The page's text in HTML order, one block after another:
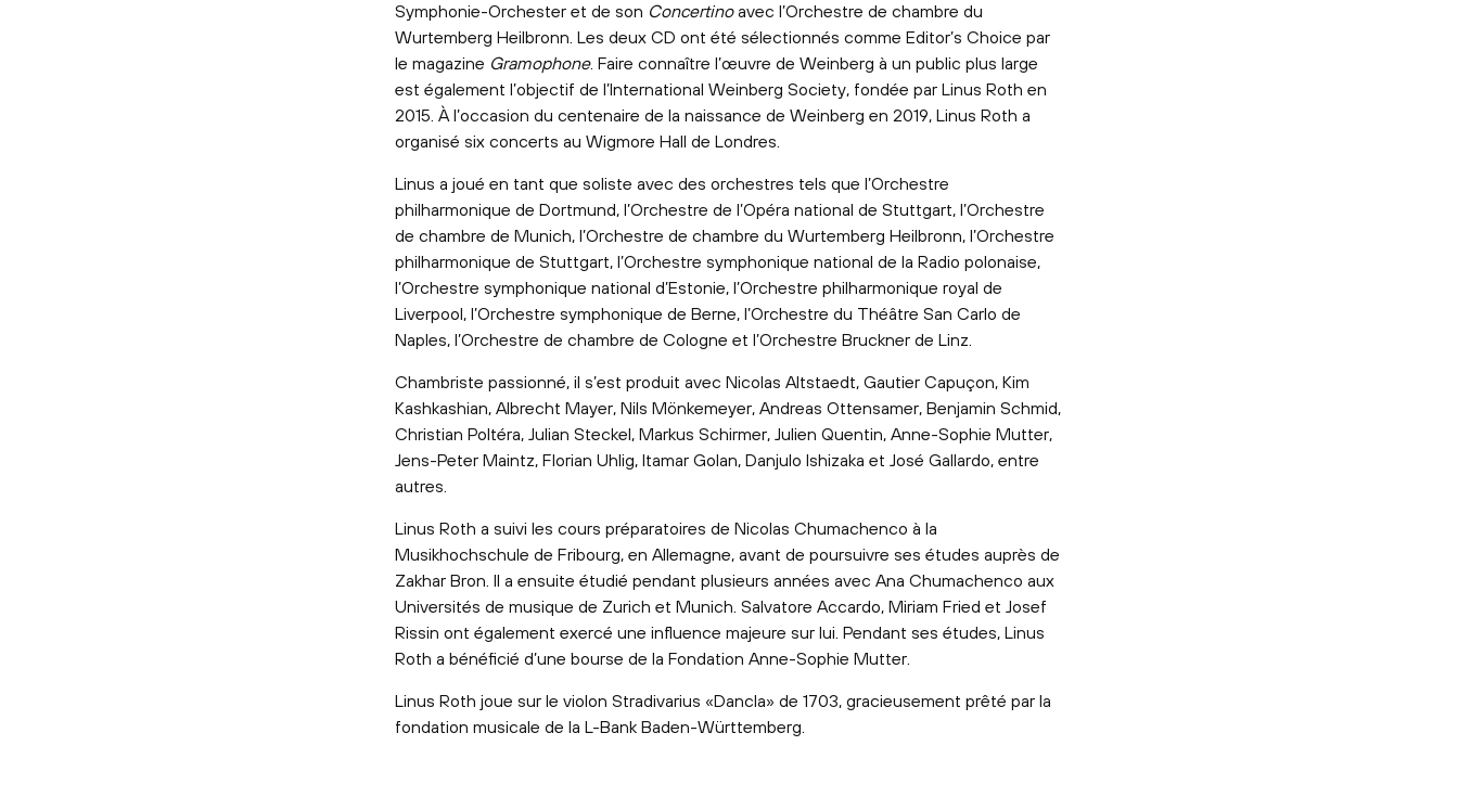
Symphonie-Orchester et de son Concertinoavec l’Orchestre de chambre du
Wurtemberg Heilbronn. Les deux CD ont été sélectionnés comme Editor’s Choice par
le magazine Gramophone. Faire connaître l’œuvre de Weinberg à un public plus large
est également l’objectif de l’International Weinberg Society, fondée par Linus Roth en
2015. À l’occasion du centenaire de la naissance de Weinberg en 2019, Linus Roth a
organisé six concerts au Wigmore Hall de Londres.
Linus a joué en tant que soliste avec des orchestres tels que l’Orchestre
philharmonique de Dortmund, l’Orchestre de l’Opéra national de Stuttgart, l’Orchestre
de chambre de Munich, l’Orchestre de chambre du Wurtemberg Heilbronn, l’Orchestre
philharmonique de Stuttgart, l’Orchestre symphonique national de la Radio polonaise,
l’Orchestre symphonique national d’Estonie, l’Orchestre philharmonique royal de
Liverpool, l’Orchestre symphonique de Berne, l’Orchestre du Théâtre San Carlo de
Naples, l’Orchestre de chambre de Cologne et l’Orchestre Bruckner de Linz.
Chambriste passionné, il s’est produit avec Nicolas Altstaedt, Gautier Capuçon, Kim
Kashkashian, Albrecht Mayer, Nils Mönkemeyer, Andreas Ottensamer, Benjamin Schmid,
Christian Poltéra, Julian Steckel, Markus Schirmer, Julien Quentin, Anne-Sophie Mutter,
Jens-Peter Maintz, Florian Uhlig, Itamar Golan, Danjulo Ishizaka et José Gallardo, entre
autres.
Linus Roth a suivi les cours préparatoires de Nicolas Chumachenco à la
Musikhochschule de Fribourg, en Allemagne, avant de poursuivre ses études auprès de
Zakhar Bron. Il a ensuite étudié pendant plusieurs années avec Ana Chumachenco aux
Universités de musique de Zurich et Munich. Salvatore Accardo, Miriam Fried et Josef
Rissin ont également exercé une influence majeure sur lui. Pendant ses études, Linus
Roth a bénéficié d’une bourse de la Fondation Anne-Sophie Mutter.
Linus Roth joue sur le violon Stradivarius «Dancla» de 1703, gracieusement prêté par la
fondation musicale de la L-Bank Baden-Württemberg.